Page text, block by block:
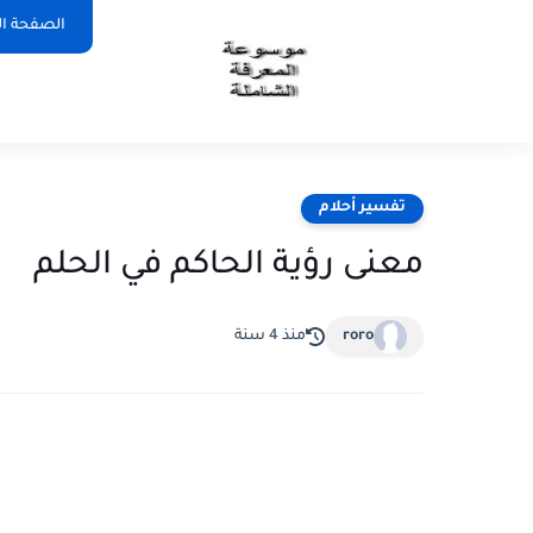
الصفحة
تفسير أحلام
معنى رؤية الحاكم في الحلم
roro منذ 4 سنة